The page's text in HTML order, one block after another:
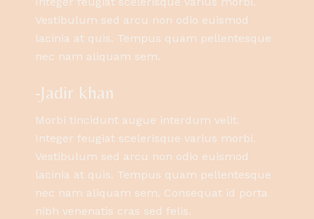
Vestibulum sed arcu non odio euismod
lacinia at quis. Tempus quam pellentesque
nec nam aliquam sem.
-Jadir khan
Morbi tincidunt augue interdum velit.
Integer feugiat scelerisque varius morbi.
Vestibulum sed arcu non odio euismod
lacinia at quis. Tempus quam pellentesque
nec nam aliquam sem. Consequat id porta
nibh venenatis cras sed felis.